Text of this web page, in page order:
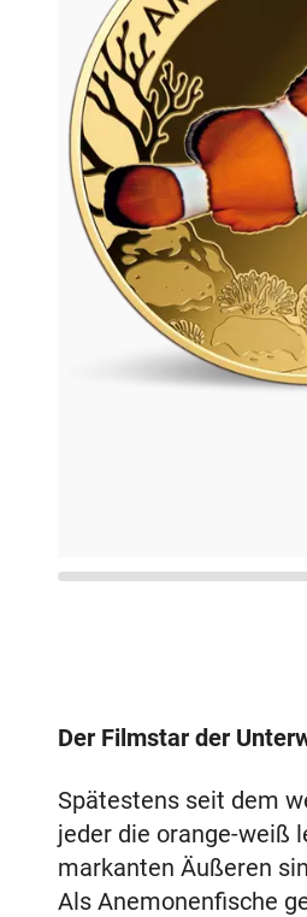
Der Filmstar der
Spätestens seit dem
jeder die orange-weiß
markanten Äußeren
Als Anemonenfische